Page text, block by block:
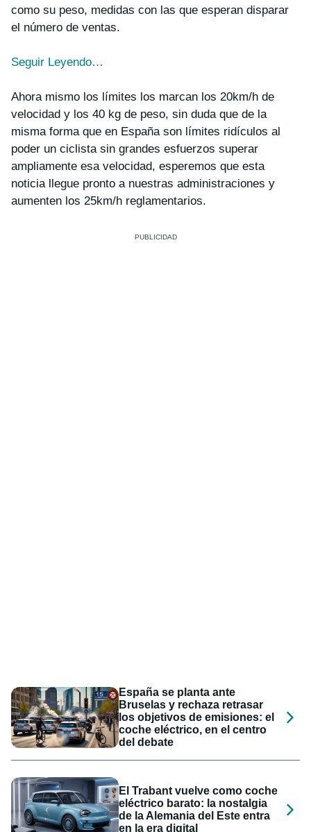
como su peso, medidas con las que esperan disparar
el número de ventas.
Seguir Leyendo…
Ahora mismo los límites los marcan los 20km/h de
velocidad y los 40 kg de peso, sin duda que de la
misma forma que en España son límites ridículos al
poder un ciclista sin grandes esfuerzos superar
ampliamente esa velocidad, esperemos que esta
noticia llegue pronto a nuestras administraciones y
aumenten los 25km/h reglamentarios.
España se planta ante
Bruselas y rechaza retrasar
los objetivos de emisiones: el
coche eléctrico, en el centro
del debate
El Trabant vuelve como coche
eléctrico barato: la nostalgia
de la Alemania del Este entra
en la era digital